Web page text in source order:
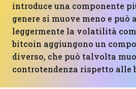
introduce una componente
genere si muove meno e può
leggermente la volatilità
bitcoin aggiungono un
diverso, che può talvolta
controtendenza rispetto alle